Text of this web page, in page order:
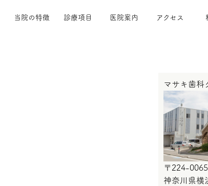
当院の特徴 診療項目 医院案内 アクセス
マサキ歯科
〒224-0065
神奈川県横